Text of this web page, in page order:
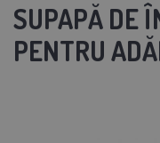
SUPAPĂ DE
PENTRU